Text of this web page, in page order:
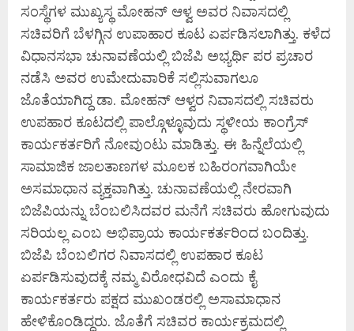
ಸಂಸ್ಥೆಗಳ‌ ಮುಖ್ಯಸ್ಥ ಮೋಹನ್‌ ಆಳ್ವ ಅವರ ನಿವಾಸದಲ್ಲಿ
ಸಚಿವರಿಗೆ ಬೆಳಗ್ಗಿನ ಉಪಾಹಾರ ಕೂಟ ಏರ್ಪಡಿಸಲಾಗಿತ್ತು. ಕಳೆದ
ವಿಧಾನಸಭಾ ಚುನಾವಣೆಯಲ್ಲಿ ಬಿಜೆಪಿ ಅಭ್ಯರ್ಥಿ ಪರ ಪ್ರಚಾರ
ನಡೆಸಿ ಅವರ ಉಮೇದುವಾರಿಕೆ‌ ಸಲ್ಲಿಸುವಾಗಲೂ
ಜೊತೆಯಾಗಿದ್ದ ಡಾ. ಮೋಹನ್ ಆಳ್ವರ ನಿವಾಸದಲ್ಲಿ ಸಚಿವರು
ಉಪಹಾರ ಕೂಟದಲ್ಲಿ ಪಾಲ್ಗೊಳ್ಳೂವುದು ಸ್ಥಳೀಯ ಕಾಂಗ್ರೆಸ್
ಕಾರ್ಯಕರ್ತರಿಗೆ ನೋವುಂಟು ಮಾಡಿತ್ತು‌. ಈ ಹಿನ್ನೆಲೆಯಲ್ಲಿ
ಸಾಮಾಜಿಕ ಜಾಲತಾಣಗಳ ಮೂಲಕ ಬಹಿರಂಗವಾಗಿಯೇ
ಅಸಮಾಧಾನ ವ್ಯಕ್ತವಾಗಿತ್ತು. ಚುನಾವಣೆಯಲ್ಲಿ ನೇರವಾಗಿ
ಬಿಜೆಪಿಯನ್ನು ಬೆಂಬಲಿಸಿದವರ ಮನೆಗೆ ಸಚಿವರು ಹೋಗುವುದು
ಸರಿಯಲ್ಲ ಎಂಬ ಅಭಿಪ್ರಾಯ ಕಾರ್ಯಕರ್ತರಿಂದ ಬಂದಿತ್ತು.
ಬಿಜೆಪಿ ಬೆಂಬಲಿಗರ ನಿವಾಸದಲ್ಲಿ ಉಪಹಾರ ಕೂಟ
ಏರ್ಪಡಿಸುವುದಕ್ಕೆ ನಮ್ಮ ವಿರೋಧವಿದೆ ಎಂದು ಕೈ
ಕಾರ್ಯಕರ್ತರು ಪಕ್ಷದ ಮುಖಂಡರಲ್ಲಿ ಅಸಾಮಾಧಾನ
ಹೇಳಿಕೊಂಡಿದ್ದರು. ಜೊತೆಗೆ ಸಚಿವರ ಕಾರ್ಯಕ್ರಮದಲ್ಲಿ